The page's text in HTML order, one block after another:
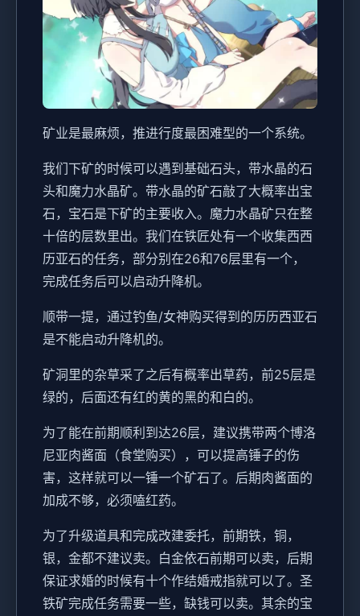
矿业是最麻烦，推进行度最困难型的一个系统。
我们下矿的时候可以遇到基础石头，带水晶的石
头和魔力水晶矿。带水晶的矿石敲了大概率出宝
石，宝石是下矿的主要收入。魔力水晶矿只在整
十倍的层数里出。我们在铁匠处有一个收集西西
历亚石的任务，部分别在26和76层里有一个，
完成任务后可以启动升降机。
顺带一提，通过钓鱼/女神购买得到的历历西亚石
是不能启动升降机的。
矿洞里的杂草采了之后有概率出草药，前25层是
绿的，后面还有红的黄的黑的和白的。
为了能在前期顺利到达26层，建议携带两个博洛
尼亚肉酱面（食堂购买），可以提高锤子的伤
害，这样就可以一锤一个矿石了。后期肉酱面的
加成不够，必须嗑红药。
为了升级道具和完成改建委托，前期铁，铜，
银，金都不建议卖。白金依石前期可以卖，后期
保证求婚的时候有十个作结婚戒指就可以了。圣
铁矿完成任务需要一些，缺钱可以卖。其余的宝